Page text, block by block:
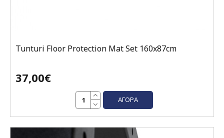
Tunturi Floor Protection Mat Set 160x87cm
37,00€
ΑΓΟΡΆ